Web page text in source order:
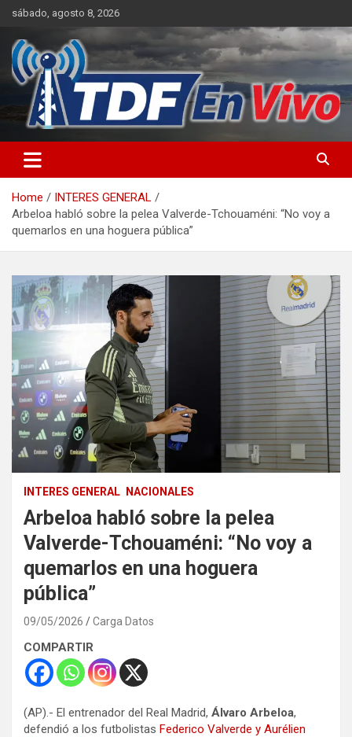
Skip
content
sábado, agosto 8, 2026
Home
INTERES GENERAL
Arbeloa habló sobre la pelea Valverde-Tchouaméni: “No voy a
quemarlos en una hoguera pública”
INTERES GENERAL NACIONALES
Arbeloa habló sobre la pelea
Valverde-Tchouaméni: “No voy a
quemarlos en una hoguera
pública”
09/05/2026 Carga Datos
COMPARTIR
(AP).- El entrenador del Real Madrid, Álvaro Arbeloa,
defendió a los futbolistas Federico Valverde y Aurélien